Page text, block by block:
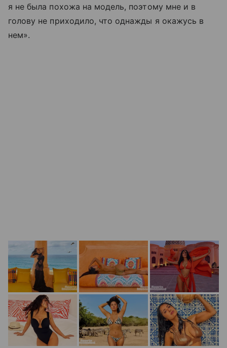
я не была похожа на модель, поэтому мне и в
голову не приходило, что однажды я окажусь в
нем».